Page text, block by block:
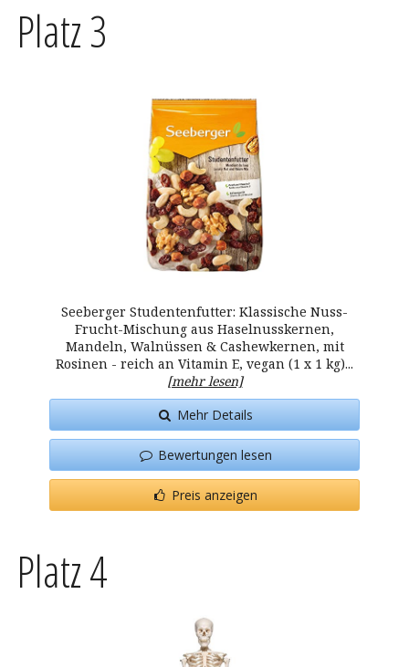
Platz 3
Seeberger Studentenfutter: Klassische Nuss-
Frucht-Mischung aus Haselnusskernen,
Mandeln, Walnüssen & Cashewkernen, mit
Rosinen - reich an Vitamin E, vegan (1 x 1 kg)...
[mehr lesen]
Mehr Details
Bewertungen lesen
Preis anzeigen
Platz 4